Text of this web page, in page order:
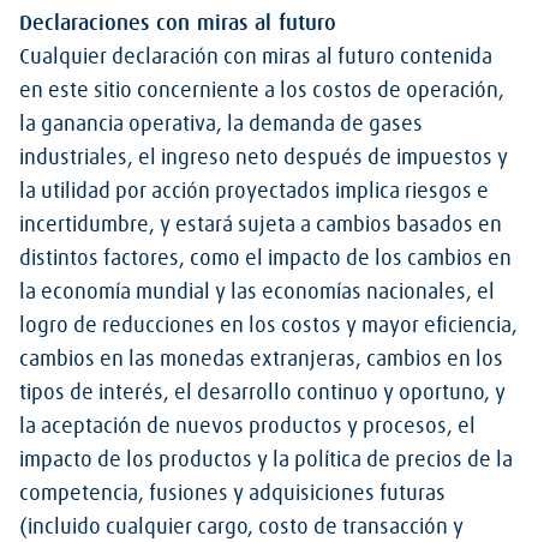
Declaraciones con miras al futuro
Cualquier declaración con miras al futuro contenida
en este sitio concerniente a los costos de operación,
la ganancia operativa, la demanda de gases
industriales, el ingreso neto después de impuestos y
la utilidad por acción proyectados implica riesgos e
incertidumbre, y estará sujeta a cambios basados en
distintos factores, como el impacto de los cambios en
la economía mundial y las economías nacionales, el
logro de reducciones en los costos y mayor eficiencia,
cambios en las monedas extranjeras, cambios en los
tipos de interés, el desarrollo continuo y oportuno, y
la aceptación de nuevos productos y procesos, el
impacto de los productos y la política de precios de la
competencia, fusiones y adquisiciones futuras
(incluido cualquier cargo, costo de transacción y